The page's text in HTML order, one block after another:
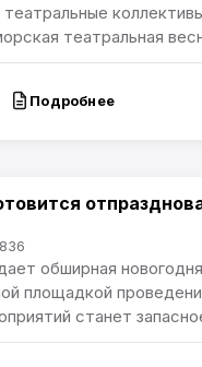
театральная
Подробнее
обширная
площадкой
станет